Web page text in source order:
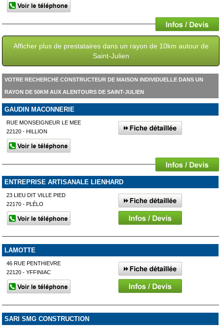
Afficher plus de prestataires dans un rayon de 10km autour de
Saint-Julien
VOTRE RECHERCHE CONSTRUCTEUR DE MAISON INDIVIDUELLE DANS UN
RAYON DE 50KM AUX ALENTOURS DE SAINT-JULIEN
GAUDIN MACONNERIE
RUE MONSEIGNEUR LE MEE
22120 - HILLION
ENTREPRISE ARTISANALE LIENHARD
23 LIEU DIT VILLE PIED
22170 - PLÉLO
LAMOTTE
46 RUE PENTHIEVRE
22120 - YFFINIAC
SARI SMG CONSTRUCTION